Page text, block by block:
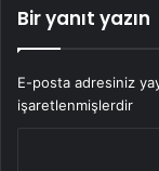
Bir yanıt yazın
E-posta adresiniz
işaretlenmişlerdir